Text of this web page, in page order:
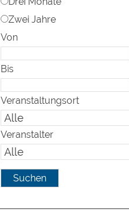
Zwei Jahre
Von
Bis
Veranstaltungsort
Veranstalter